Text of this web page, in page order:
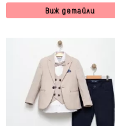
Виж детайли